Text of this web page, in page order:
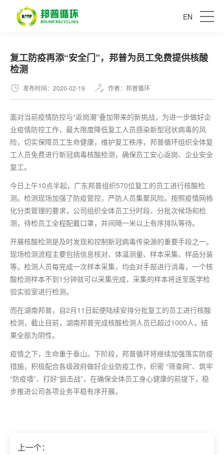
EN
复工防疫再添“安全门”，邦普为员工免费提供核酸
检测
发布时间：2020-02-19 作者：邦普循环
面对当前疫情防控与“返岗潮”叠加带来的新挑战，为进一步做好企
业疫情防控工作， 最大限度降低复工人员感染新型冠状病毒的风
险，切实保障员工生命健康，维护复工秩序，邦普循环组织全体复
工人员免费进行新冠病毒核酸检测，确保员工安心返岗、企业安全
复工。
今日上午10点半起，广东邦普组织570位复工的员工进行核酸检
测。检测现场加强了防疫管控，严防人员集聚风险。按照疫情网格
化分类管理的要求，公司组织全体员工分时段、分批次候场和检
测，待检员工全程配戴口罩，并间隔一米以上有序排队等待。
开展核酸检测是及时发现和控制新冠病毒传染源的重要手段之一。
现场检测流程主要包括信息核对、体温测量、样本采集、样品分装
等。检测人员每完成一次样本采集，均会对手部进行消毒，一个核
酸检测样本不到1分钟就可以采集完成，采集的样本将送至医学检
验实验室进行检测。
而在湖南邦普，自2月11日起便陆续安排分批复工的员工进行核酸
检测，截止目前，湖南邦普完成核酸检测人员已超过1000人，结
果全部为阴性。
疫情之下，生命重于泰山。下阶段，邦普循环将继续加强落实防疫
措施，积极配合各级政府做好企业防疫工作，织密 “筛查网”、筑牢
“防疫墙”、打好“狙击战”，在确保全体员工身心健康的前提下，稳
步推进公司各项业务平稳有序开展。
上一个：